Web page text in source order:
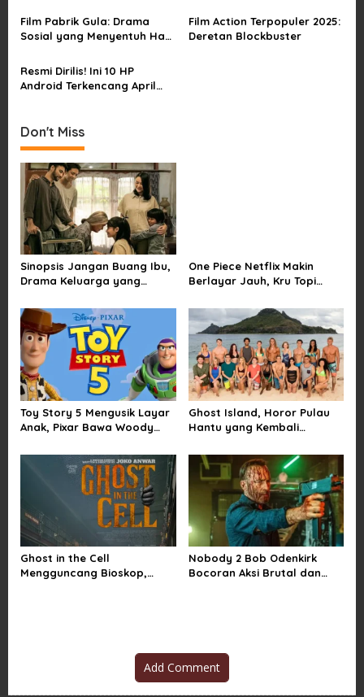
t
o
n
Film Pabrik Gula: Drama
Sosial yang Menyentuh Hati
Film Action Terpopuler 2025:
Deretan Blockbuster
Resmi Dirilis! Ini 10 HP
Android Terkencang April
Don't Miss
Sinopsis Jangan Buang Ibu,
Drama Keluarga yang
Sayang dan Bakti kepada
Orang Tua
One Piece Netflix Makin
Berlayar Jauh, Kru Topi
Toy Story 5 Mengusik Layar
Anak, Pixar Bawa Woody
Ghost Island, Horor Pulau
Hantu yang Kembali
Ghost in the Cell
Mengguncang Bioskop,
Nobody 2 Bob Odenkirk
Bocoran Aksi Brutal dan
Add Comment